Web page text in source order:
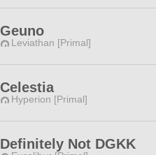
Geuno
Leviathan [Primal]
Celestia
Hyperion [Primal]
Definitely Not DGKK